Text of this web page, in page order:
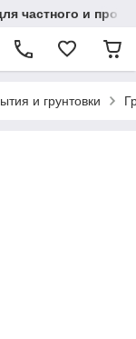
частного и
и грунтовки